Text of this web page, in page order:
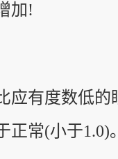
加!
有度数低的
正常(小于1.0)